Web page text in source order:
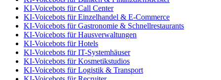
KI-Voicebots für Call Center
KI-Voicebots für Einzelhandel & E-Commerce
KI-Voicebots für Gastronomie & Schnellrestaurants
KI-Voicebots für Hausverwaltungen
KI-Voicebots für Hotels
KI-Voicebots für IT-Systemhäuser
KI-Voicebots für Kosmetikstudios
KI-Voicebots für Logistik & Transport